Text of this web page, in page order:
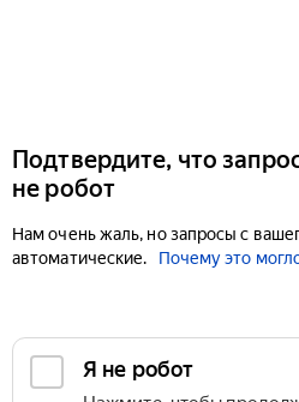
Подтвердите, что
не робот
Нам очень жаль, но запросы с
автоматические.
Почему это